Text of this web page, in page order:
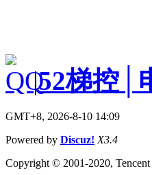
|52梯控│
GMT+8, 2026-8-10 14:09
Powered by Discuz! X3.4
Copyright © 2001-2020,